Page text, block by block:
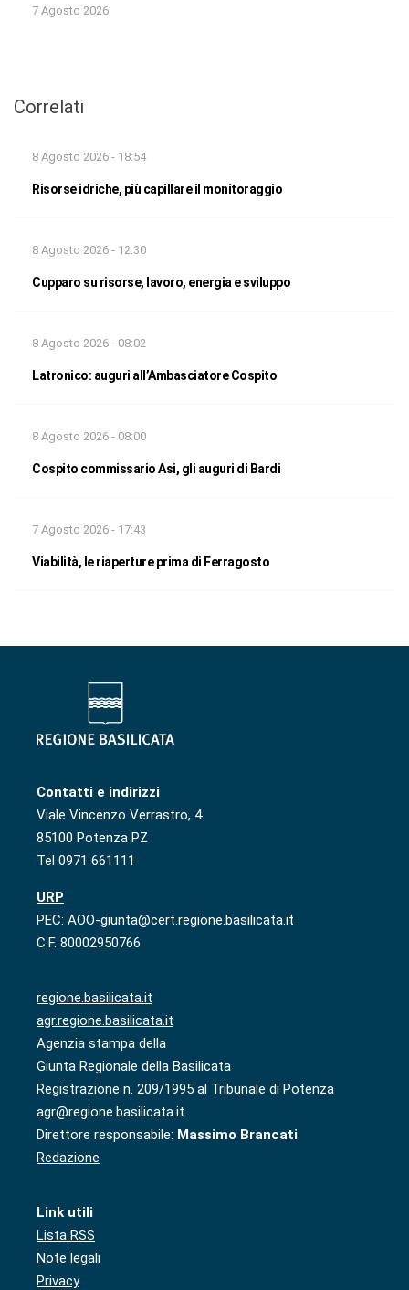
7 Agosto 2026
Correlati
8 Agosto 2026 - 18:54
Risorse idriche, più capillare il monitoraggio
8 Agosto 2026 - 12:30
Cupparo su risorse, lavoro, energia e sviluppo
8 Agosto 2026 - 08:02
Latronico: auguri all’Ambasciatore Cospito
8 Agosto 2026 - 08:00
Cospito commissario Asi, gli auguri di Bardi
7 Agosto 2026 - 17:43
Viabilità, le riaperture prima di Ferragosto
Contatti e indirizzi
Viale Vincenzo Verrastro, 4
85100 Potenza PZ
Tel 0971 661111
URP
PEC: AOO-giunta@cert.regione.basilicata.it
C.F. 80002950766
regione.basilicata.it
agr.regione.basilicata.it
Agenzia stampa della
Giunta Regionale della Basilicata
Registrazione n. 209/1995 al Tribunale di Potenza
agr@regione.basilicata.it
Direttore responsabile: Massimo Brancati
Redazione
Link utili
Lista RSS
Note legali
Privacy